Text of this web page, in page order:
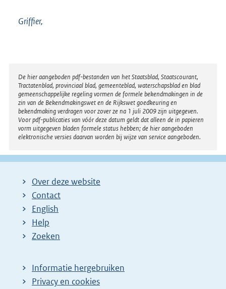
Griffier,
Disclaimer
De hier aangeboden pdf-bestanden van het Staatsblad, Staatscourant,
Tractatenblad, provinciaal blad, gemeenteblad, waterschapsblad en blad
gemeenschappelijke regeling vormen de formele bekendmakingen in de
zin van de Bekendmakingswet en de Rijkswet goedkeuring en
bekendmaking verdragen voor zover ze na 1 juli 2009 zijn uitgegeven.
Voor pdf-publicaties van vóór deze datum geldt dat alleen de in papieren
vorm uitgegeven bladen formele status hebben; de hier aangeboden
elektronische versies daarvan worden bij wijze van service aangeboden.
Over deze website
Contact
English
Help
Zoeken
Informatie hergebruiken
Privacy en cookies